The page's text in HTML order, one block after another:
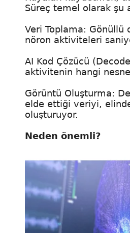
Süreç temel olarak şu
Veri Toplama: Gönüllü
nöron aktiviteleri
AI Kod Çözücü
aktivitenin hangi
Görüntü Oluşturma:
elde ettiği veriyi,
oluşturuyor.
Neden önemli?